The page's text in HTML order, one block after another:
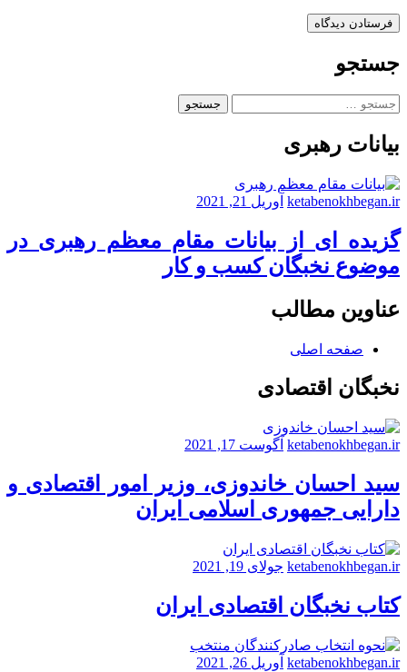
جستجو
جستجو
بیانات رهبری
ketabenokhbegan.ir آوریل 21, 2021
گزیده ای از بیانات مقام معظم رهبری در
موضوع نخبگان کسب و کار
عناوین مطالب
صفحه اصلی
نخبگان اقتصادی
ketabenokhbegan.ir آگوست 17, 2021
سید احسان خاندوزی، وزیر امور اقتصادی و
دارایی جمهوری اسلامی ایران
ketabenokhbegan.ir جولای 19, 2021
کتاب نخبگان اقتصادی ایران
ketabenokhbegan.ir آوریل 26, 2021